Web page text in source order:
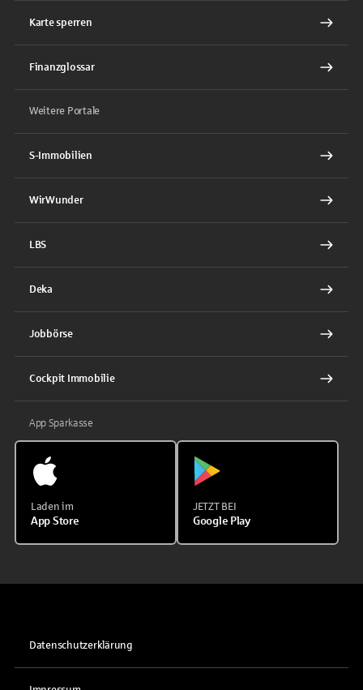
Karte sperren
Finanzglossar
Weitere Portale
S-Immobilien
WirWunder
LBS
Deka
Jobbörse
Cockpit Immobilie
App Sparkasse
Laden im
App Store
JETZT BEI
Google Play
Datenschutzerklärung